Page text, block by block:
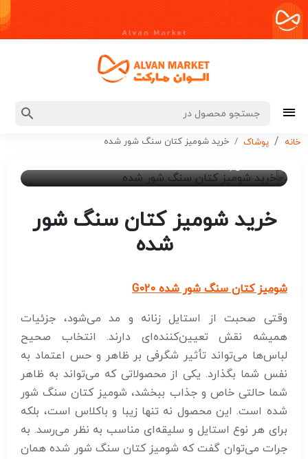
خانه پوشاک
خرید شومیز کتان سنگ شور شده
خرید شومیز کتان سنگ شور
شده
شومیز کتان سنگ شور شدهG020
وقتی صحبت از استایل زنانه و مد می‌شود، جزئیات
همیشه نقش تعیین‌کننده‌ای دارند. انتخاب صحیح
لباس‌ها می‌تواند تأثیر شگرفی بر ظاهر و حس اعتماد به
نفس شما بگذارد. یکی از محصولاتی که می‌تواند به ظاهر
شما حالتی خاص و جذاب ببخشد، شومیز کتان سنگ شور
شده است. این محصول نه تنها زیبا و باکلاس است، بلکه
برای هر نوع استایل و سلیقه‌ای مناسب به نظر می‌رسد. به
جرات می‌توان گفت که شومیز کتان سنگ شور شده همان